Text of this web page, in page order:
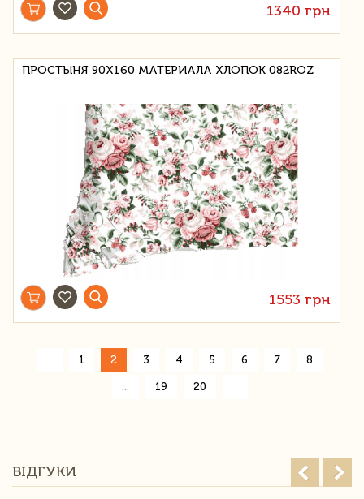
1340 грн
ПРОСТЫНЯ 90X160 МАТЕРИАЛА ХЛОПОК 082ROZ
1553 грн
1 2 3 4 5 6 7 8
19 20
ВІДГУКИ